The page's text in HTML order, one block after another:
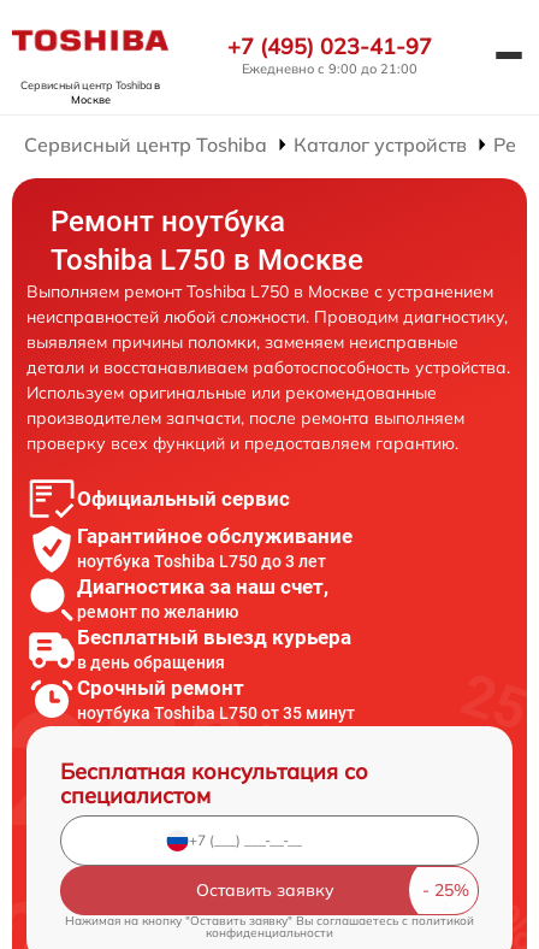
Сервисный центр Toshibaв
Москве
+7 (495) 023-41-97
Ежедневно с 9:00 до 21:00
Сервисный центр Toshiba Каталог устройств
Ремонт ноутбука
Toshiba L750 в Москве
Выполняем ремонт Toshiba L750 в Москве с устранением
неисправностей любой сложности. Проводим диагностику,
выявляем причины поломки, заменяем неисправные
детали и восстанавливаем работоспособность устройства.
Используем оригинальные или рекомендованные
производителем запчасти, после ремонта выполняем
проверку всех функций и предоставляем гарантию.
Официальный сервис
Гарантийное обслуживание
ноутбука Toshiba L750 до 3 лет
Диагностика за наш счет,
ремонт по желанию
Бесплатный выезд курьера
в день обращения
Срочный ремонт
ноутбука Toshiba L750 от 35 минут
Бесплатная консультация со
специалистом
Оставить заявку
Нажимая на кнопку "Оставить заявку" Вы соглашаетесь cполитикой
конфиденциальности